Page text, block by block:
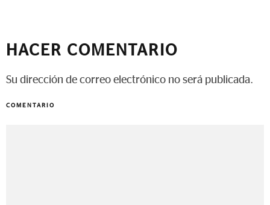
HACER COMENTARIO
Su dirección de correo electrónico no será publicada.
COMENTARIO